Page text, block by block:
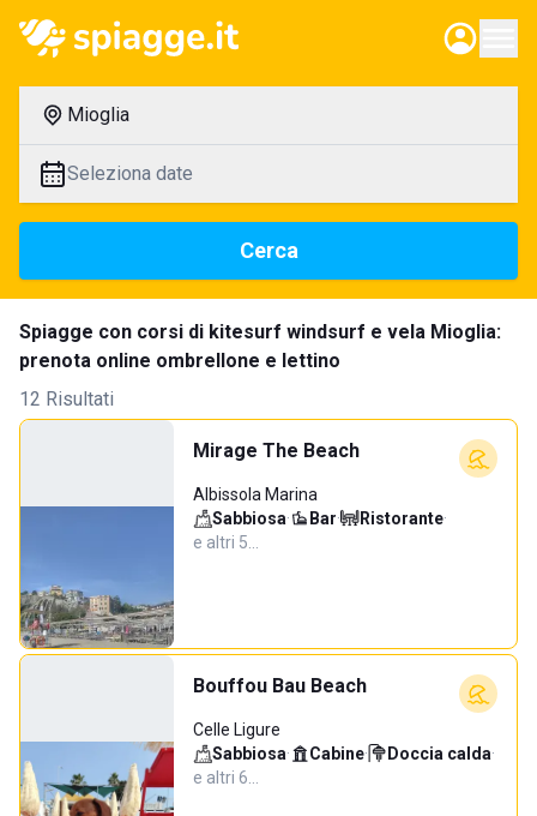
Mioglia
Seleziona date
Cerca
Spiagge con corsi di kitesurf windsurf e vela Mioglia:
prenota online ombrellone e lettino
12 Risultati
Mirage The Beach
Albissola Marina
Sabbiosa· Bar· Ristorante·
e altri 5…
Bouffou Bau Beach
Celle Ligure
Sabbiosa· Cabine· Doccia calda·
e altri 6…